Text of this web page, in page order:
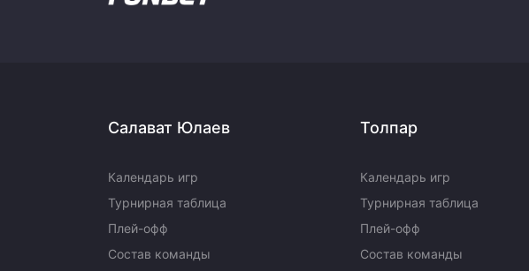
Салават Юлаев
Календарь игр
Турнирная таблица
Плей-офф
Состав команды
Толпар
Календарь игр
Турнирная таблица
Плей-офф
Состав команды